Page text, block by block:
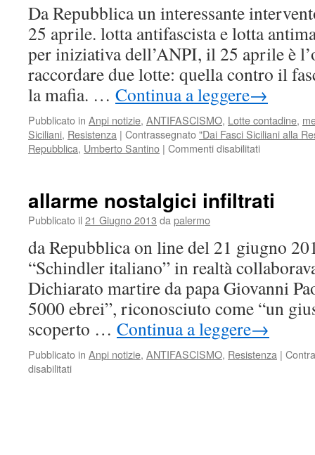
Da Repubblica un interessante
25 aprile. lotta antifascista e lotta
per iniziativa dell’ANPI, il 25 aprile è
raccordare due lotte: quella contro il
la mafia. … Continua a leggere→
Pubblicato in Anpi notizie, ANTIFASCISMO, Lotte contadine,
Siciliani, Resistenza | Contrassegnato"Dai Fasci Siciliani alla
Repubblica, Umberto Santino | Commenti disabilitatisu
PALERMO:
filo
rosso
che
unisce
la
Resistenza
alla
antimafia
allarme nostalgici infiltrati
Pubblicato il 21 Giugno 2013 da palermo
da Repubblica on line del 21 giugno
“Schindler italiano” in realtà
Dichiarato martire da papa Giovanni
5000 ebrei”, riconosciuto come “un
scoperto … Continua a leggere→
Pubblicato in Anpi notizie, ANTIFASCISMO, Resistenza |
disabilitatisu